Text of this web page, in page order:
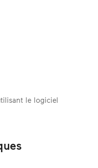
le logiciel